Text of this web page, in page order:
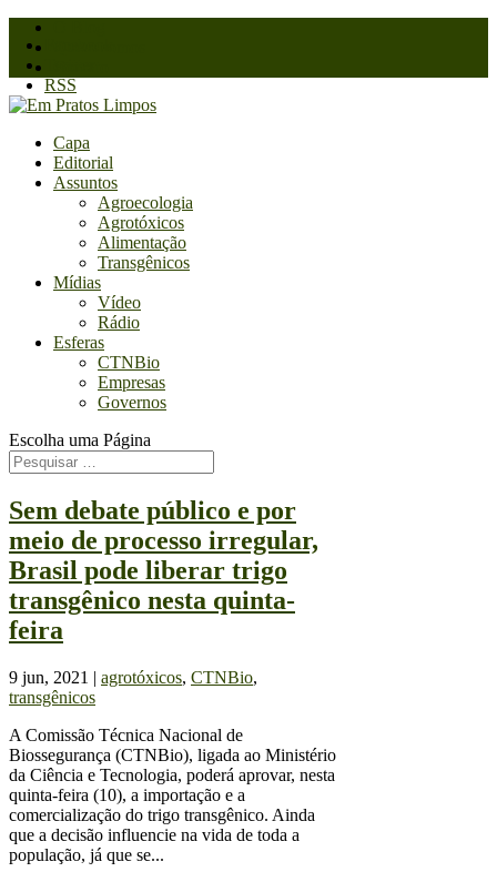
RSS
Capa
Editorial
Assuntos
Agroecologia
Agrotóxicos
Alimentação
Transgênicos
Mídias
Vídeo
Rádio
Esferas
CTNBio
Empresas
Governos
Escolha uma Página
Sem debate público e por
meio de processo irregular,
Brasil pode liberar trigo
transgênico nesta quinta-
feira
9 jun, 2021 | agrotóxicos, CTNBio,
transgênicos
A Comissão Técnica Nacional de
Biossegurança (CTNBio), ligada ao Ministério
da Ciência e Tecnologia, poderá aprovar, nesta
quinta-feira (10), a importação e a
comercialização do trigo transgênico. Ainda
que a decisão influencie na vida de toda a
população, já que se...